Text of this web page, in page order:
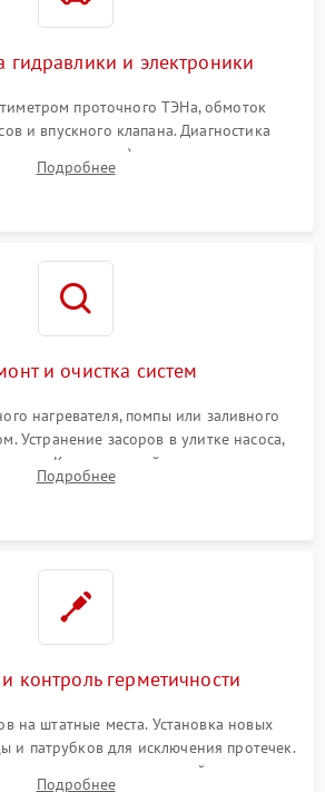
гидравлики и электроники
проточного ТЭНа, обмоток
и впускного клапана. Диагностика
уровня воды), датчика мутности,
и электронного модуля управления.
Подробнее
и очистка систем
нагревателя, помпы или заливного
Устранение засоров в улитке насоса,
Компонентный ремонт платы
поврежденной проводки.
Подробнее
контроль герметичности
на штатные места. Установка новых
и патрубков для исключения протечек.
хомутов гидравлической системы,
Подробнее